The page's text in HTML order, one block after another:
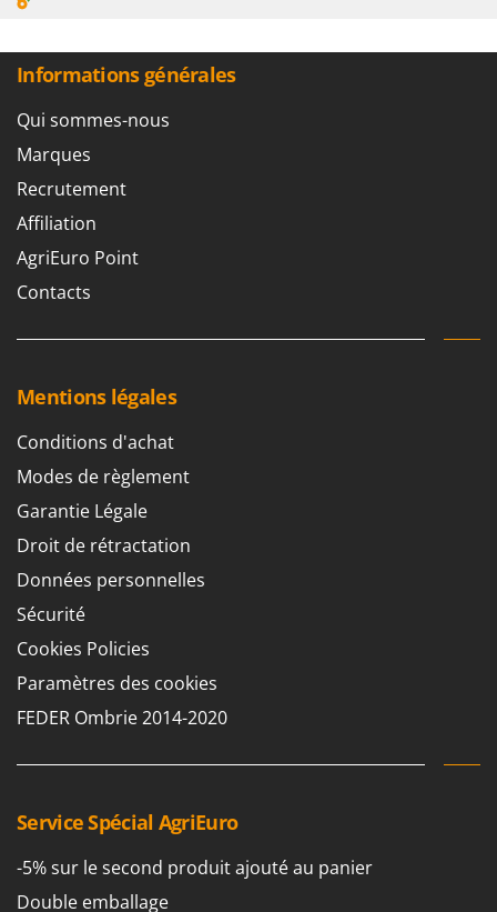
Informations générales
Qui sommes-nous
Marques
Recrutement
Affiliation
AgriEuro Point
Contacts
Mentions légales
Conditions d'achat
Modes de règlement
Garantie Légale
Droit de rétractation
Données personnelles
Sécurité
Cookies Policies
Paramètres des cookies
FEDER Ombrie 2014-2020
Service Spécial AgriEuro
-5% sur le second produit ajouté au panier
Double emballage